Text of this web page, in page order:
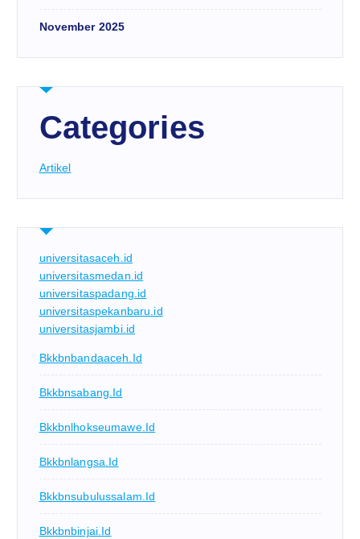
November 2025
Categories
Artikel
universitasaceh.id
universitasmedan.id
universitaspadang.id
universitaspekanbaru.id
universitasjambi.id
Bkkbnbandaaceh.id
Bkkbnsabang.id
Bkkbnlhokseumawe.id
Bkkbnlangsa.id
Bkkbnsubulussalam.id
Bkkbnbinjai.id